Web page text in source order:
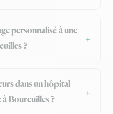
personnalisé à une
?
dans un hôpital
Boureuilles ?